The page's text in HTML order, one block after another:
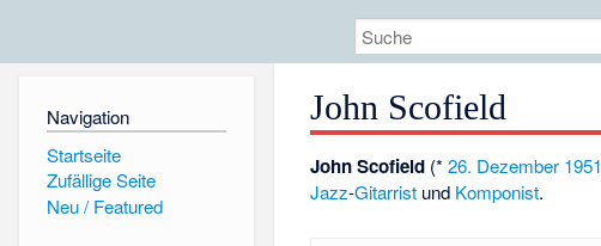
Navigation
Startseite
Zufällige Seite
Neu / Featured
John Scofield
John Scofield (*26. Dezember 1951
Jazz-Gitarrist und Komponist.